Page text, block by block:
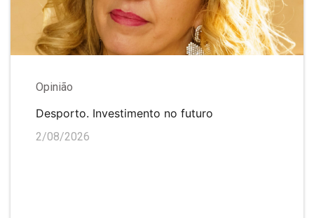
Opinião
Desporto. Investimento no futuro
2/08/2026